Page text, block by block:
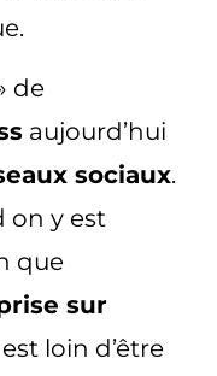
de
aujourd’hui
sociaux.
on y est
que
sur
loin d’être